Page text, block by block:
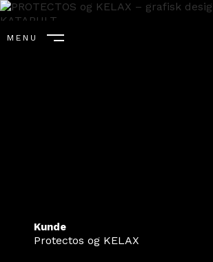
MENU
Kunde
Protectos og KELAX